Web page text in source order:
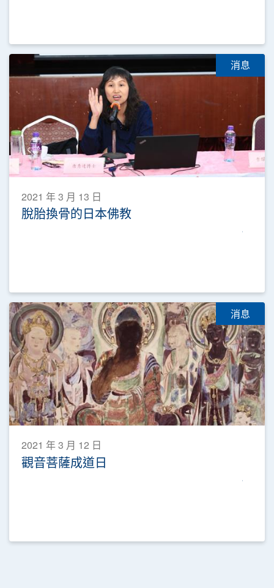
消息
2021 年 3 月 13 日
脫胎換骨的日本佛教
消息
2021 年 3 月 12 日
觀音菩薩成道日